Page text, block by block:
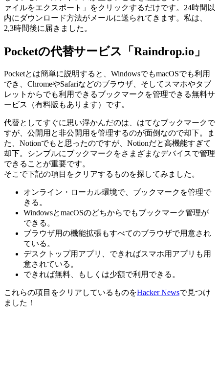
ァイルをエクスポート」をクリックするだけです。24時間以
内にダウンロード方法がメールに送られてきます。私は、
2,3時間後に届きました。
Pocketの代替サービス「Raindrop.io」
Pocketとは簡単に説明すると、WindowsでもmacOSでも利用
でき、ChromeやSafariなどのブラウザ、そしてスマホやタブ
レットからでも利用できるブックマークを管理できる無料サ
ービス（有料版もあります）です。
代替としてすぐに思い浮かんだのは、はてなブックマークで
すが、公開用と非公開用を管理するのが面倒なので却下。ま
た、Notionでもと思ったのですが、Notionだと高機能すぎて
却下。シンプルにブックマークをさまざまなデバイスで管理
できることが重要です。
そこで下記の項目をクリアするものを探してみました。
オンライン・ローカル環境で、ブックマークを管理で
きる。
WindowsとmacOSのどちからでもブックマーク管理が
できる。
ブラウザ用の機能拡張もすべてのブラウザで用意され
ている。
デスクトップ用アプリ、できればスマホ用アプリも用
意されている。
できれば無料、もしくは少額で利用できる。
これらの項目をクリアしているものをHacker Newsで見つけ
ました！